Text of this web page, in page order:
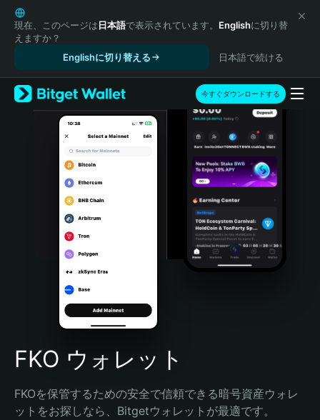
English
日本語
Tiếng Việt
Español (Latinoamérica)
Türkçe
Italiano
Português (Portugal)
Bahasa Indonesia
Português (Brasil)
Español (Argentina)
現在、このページは日本語で表示されています。 Englishに切り替
えますか？
Englishに切り替える
日本語で続ける
今すぐダウンロードする
FKO ウォレット
FKOを保管するための安全で信頼できる暗号資産ウォレ
ットをお探しなら、Bitgetウォレットが最適です。